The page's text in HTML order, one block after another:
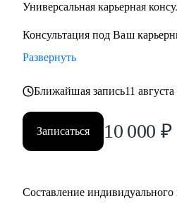
Универсальная карьерная
Консультация под Ваш
Развернуть
Ближайшая запись11
Записаться 10 000 ₽
Составление индивидуального